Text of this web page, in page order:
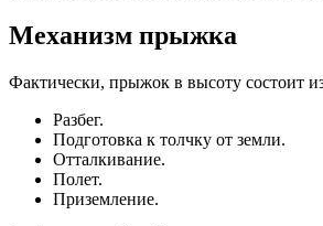
Механизм прыжка
Фактически, прыжок в высоту состоит
Разбег.
Подготовка к толчку от земли.
Отталкивание.
Полет.
Приземление.